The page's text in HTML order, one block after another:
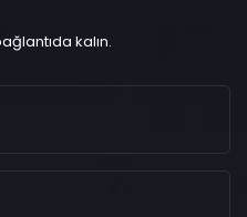
kalın.